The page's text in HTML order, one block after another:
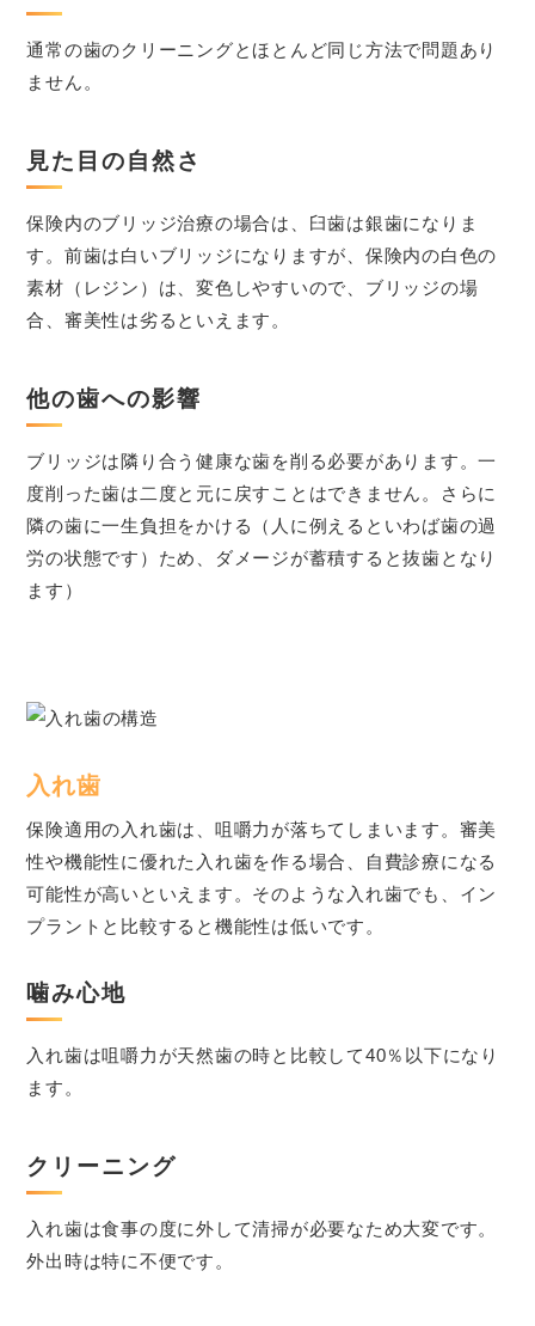
通常の歯のクリーニングとほとんど同じ方法で問題あり
ません。
見た目の自然さ
保険内のブリッジ治療の場合は、臼歯は銀歯になりま
す。前歯は白いブリッジになりますが、保険内の白色の
素材（レジン）は、変色しやすいので、ブリッジの場
合、審美性は劣るといえます。
他の歯への影響
ブリッジは隣り合う健康な歯を削る必要があります。一
度削った歯は二度と元に戻すことはできません。さらに
隣の歯に一生負担をかける（人に例えるといわば歯の過
労の状態です）ため、ダメージが蓄積すると抜歯となり
ます）
入れ歯
保険適用の入れ歯は、咀嚼力が落ちてしまいます。審美
性や機能性に優れた入れ歯を作る場合、自費診療になる
可能性が高いといえます。そのような入れ歯でも、イン
プラントと比較すると機能性は低いです。
噛み心地
入れ歯は咀嚼力が天然歯の時と比較して40％以下になり
ます。
クリーニング
入れ歯は食事の度に外して清掃が必要なため大変です。
外出時は特に不便です。